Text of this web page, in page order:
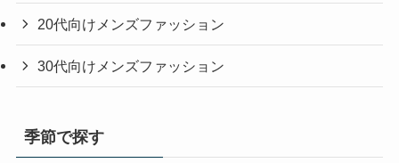
20代向けメンズファッション
30代向けメンズファッション
季節で探す